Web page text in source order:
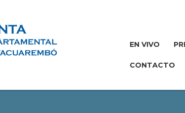
EN VIVO
CONTACTO